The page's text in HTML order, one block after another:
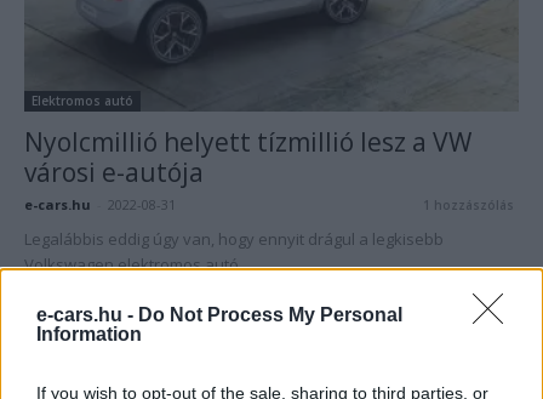
e-cars.hu - Do Not Process My Personal
Information
If you wish to opt-out of the sale, sharing to third parties, or
Elektromos autó
Nyolcmillió helyett tízmillió lesz a VW
városi e-autója
e-cars.hu 2022-08-31 1 hozzászólás
Legalábbis eddig úgy van, hogy ennyit drágul a legkisebb
Volkswagen elektromos autó.